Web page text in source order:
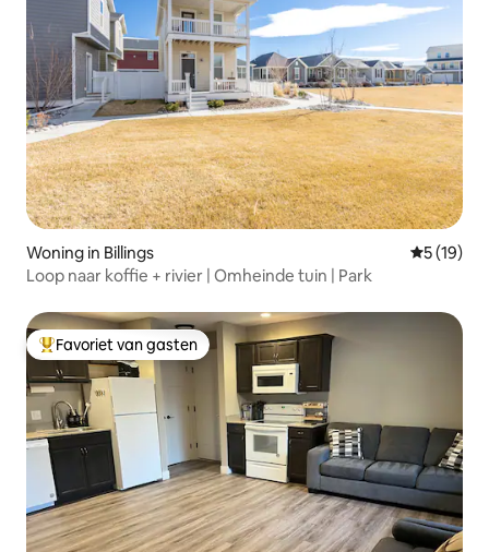
Woning in Billings
5 (19)
Loop naar koffie + rivier | Omheinde tuin | Park
Topfavoriet van gasten
Favoriet van gasten